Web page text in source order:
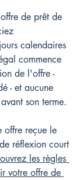
de prêt de
calendaires
commence
de l'offre -
- et aucune
son terme.
offre reçue le
réflexion court
les règles
votre offre de